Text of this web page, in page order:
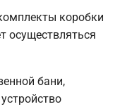
коробки
осуществляться
бани,